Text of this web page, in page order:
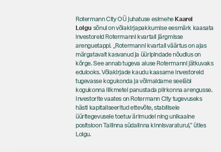
Rotermann City OÜ juhatuse esimeheKaarel
Loigu sõnul on võlakirjapakkumise eesmärk kaasata
investoreid Rotermanni kvartali järgmisse
arenguetappi. „Rotermanni kvartali väärtus on ajas
märgatavalt kasvanud ja üüripindade nõudlus on
kõrge. See annab tugeva aluse Rotermanni jätkuvaks
edulooks. Võlakirjade kaudu kaasame investoreid
tugevasse kogukonda ja võimaldame seeläbi
kogukonna liikmetel panustada piirkonna arengusse.
Investorite vaates on Rotermann City tugevuseks
hästi kapitaliseeritud ettevõte, stabiilsele
üüritegevusele toetuv ärimudel ning unikaalne
positsioon Tallinna südalinna kinnisvaraturul,” ütles
Loigu.